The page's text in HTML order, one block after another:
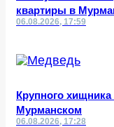
квартиры в
06.08.2026, 17:59
Крупного
Мурманском
06.08.2026, 17:28